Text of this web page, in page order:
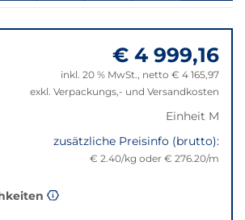
€ 4 999,16
inkl. 20 % MwSt., netto € 4 165,97
exkl. Verpackungs,- und Versandkosten
Einheit M
zusätzliche Preisinfo (brutto):
€ 2.40/kg oder € 276.20/m